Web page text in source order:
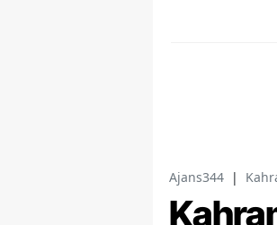
Ajans344 |